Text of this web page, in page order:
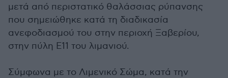
μετά από περιστατικό θαλάσσιας ρύπανσης
που σημειώθηκε κατά τη διαδικασία
ανεφοδιασμού του στην περιοχή Ξαβερίου,
στην πύλη Ε11 του λιμανιού.
Σύμφωνα με το Λιμενικό Σώμα, κατά την